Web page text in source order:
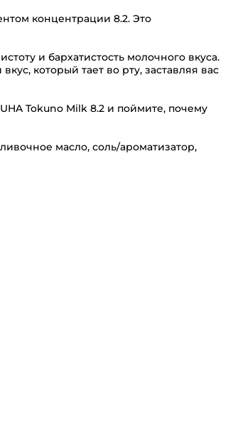
концентрации 8.2. Это
и бархатистость молочного вкуса.
который тает во рту, заставляя вас
Tokuno Milk 8.2 и поймите, почему
масло, соль/ароматизатор,